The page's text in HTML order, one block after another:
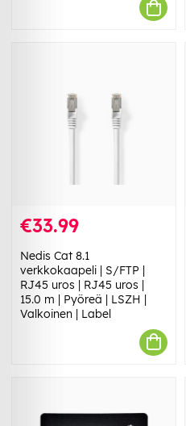
€33.99
Nedis Cat 8.1
verkkokaapeli | S/FTP |
RJ45 uros | RJ45 uros |
15.0 m | Pyöreä | LSZH |
Valkoinen | Label